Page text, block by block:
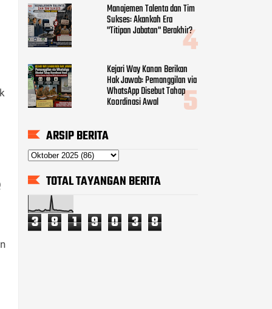
Manajemen Talenta dan Tim
Sukses: Akankah Era
"Titipan Jabatan" Berakhir?
Kejari Way Kanan Berikan
Hak Jawab: Pemanggilan via
WhatsApp Disebut Tahap
Koordinasi Awal
ARSIP BERITA
TOTAL TAYANGAN BERITA
3 8 1 9 0 3 8